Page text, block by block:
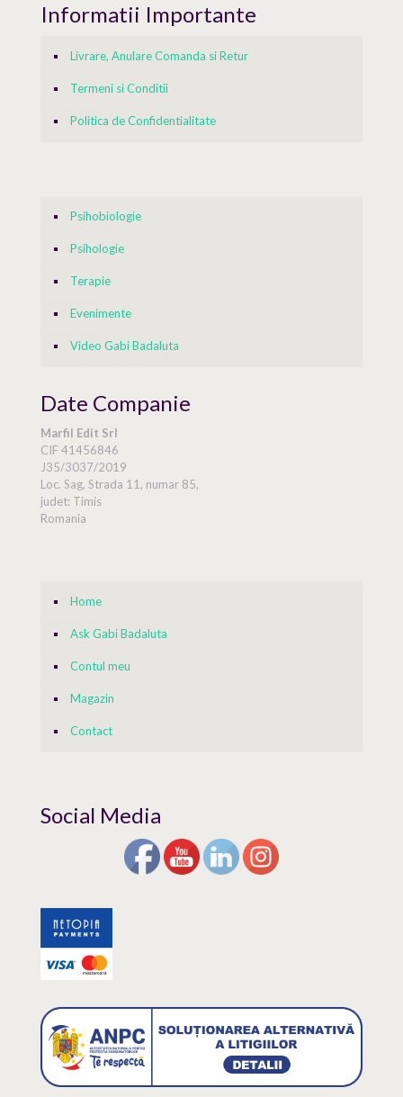
Informatii Importante
Livrare, Anulare Comanda si Retur
Termeni si Conditii
Politica de Confidentialitate
Psihobiologie
Psihologie
Terapie
Evenimente
Video Gabi Badaluta
Date Companie
Marfil Edit Srl
CIF 41456846
J35/3037/2019
Loc. Sag, Strada 11, numar 85,
judet: Timis
Romania
Home
Ask Gabi Badaluta
Contul meu
Magazin
Contact
Social Media